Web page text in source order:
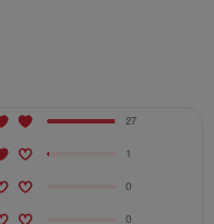
27
1
0
0